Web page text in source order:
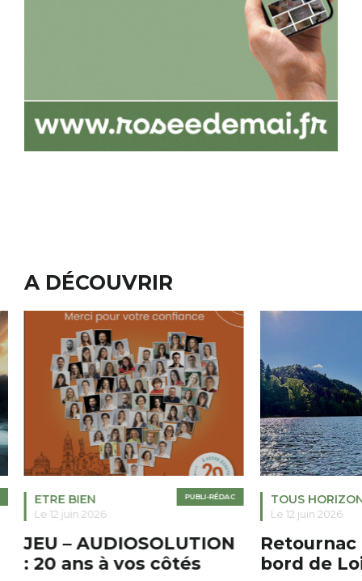
A DÉCOUVRIR
PUBLI-RÉDAC
ETRE BIEN
Le 12 juin 2026
JEU – AUDIOSOLUTION
: 20 ans à vos côtés
TOUS
Le 12 juin 2026
Retournac
bord de